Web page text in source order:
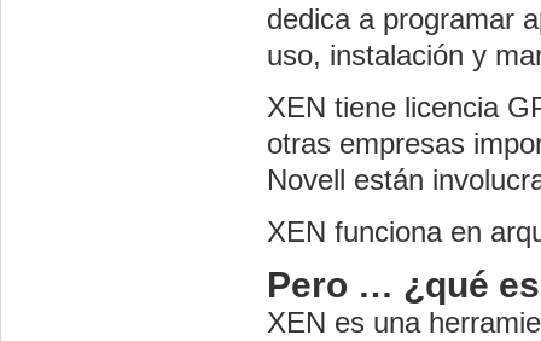
dedica a programar
uso, instalación y
XEN tiene licencia
otras empresas
Novell están
XEN funciona en
Pero … ¿qué
XEN es una